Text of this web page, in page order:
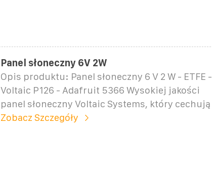
Panel słoneczny 6V 2W
Opis produktu: Panel słoneczny 6 V 2 W - ETFE -
Voltaic P126 - Adafruit 5366 Wysokiej jakości
panel słoneczny Voltaic Systems, który cechują
Zobacz Szczegóły